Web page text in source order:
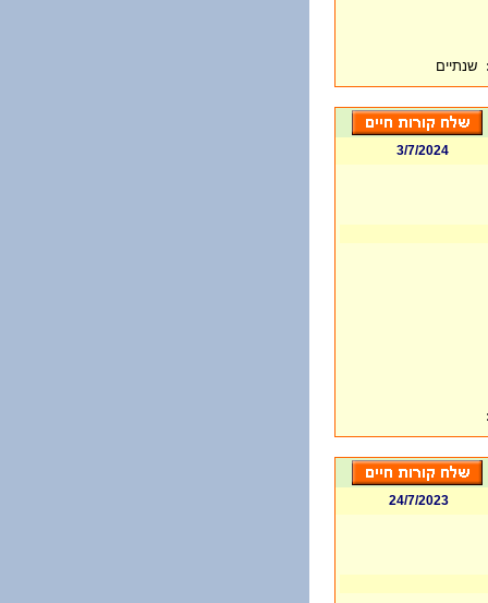
: שנתיים
3/7/2024
:
24/7/2023